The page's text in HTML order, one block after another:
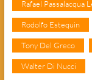
Rafael Passalacqua
Rodolfo Estequin
Tony Del Greco
Walter Di Nucci